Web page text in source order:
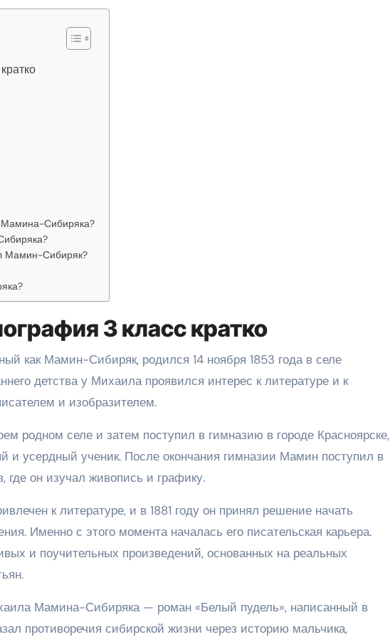
Мамина-Сибиряка?
Мамин-Сибиряк?
3 класс кратко
как Мамин-Сибиряк, родился 14 ноября 1853 года в селе
детства у Михаила проявился интерес к литературе и к
и изобразителем.
родном селе и затем поступил в гимназию в городе Красноярске,
и усердный ученик. После окончания гимназии Мамин поступил в
где он изучал живопись и графику.
к литературе, и в 1881 году он принял решение начать
Именно с этого момента началась его писательская карьера.
и поучительных произведений, основанных на реальных
Мамина-Сибиряка — роман «Белый пудель», написанный в
противоречия сибирской жизни через историю мальчика,